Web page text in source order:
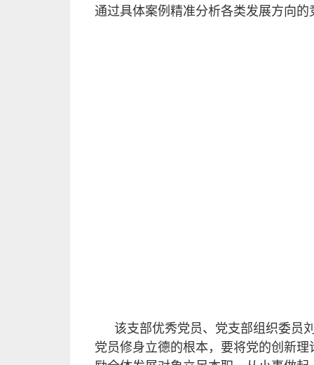
通过具体案例精准分析各类发展方向
该支部优秀党员、党支部组织委员
党员修身立德的根本，要将党的创新